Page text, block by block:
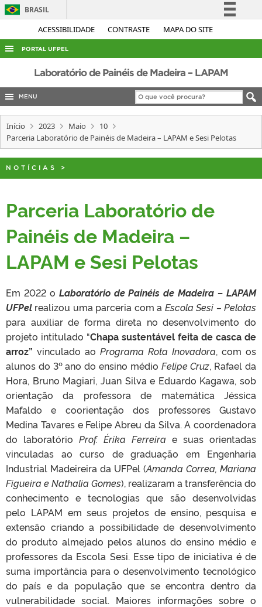
ACESSIBILIDADE CONTRASTE MAPA DO SITE
BRASIL
Simplifique!
Legislação
Canais
PORTAL UFPEL
ACESSO À INFORMAÇÃO
AUDITORIA
CONCURSOS
EDITAIS
INTERNACIONAL
PORTARIAS
Laboratório de Painéis de Madeira – LAPAM
MENU
Início 2023 Maio
10
Parceria Laboratório de Painéis de Madeira – LAPAM e Sesi Pelotas
NOTÍCIAS >
Parceria Laboratório de
Painéis de Madeira –
LAPAM e Sesi Pelotas
Em 2022 o Laboratório de Painéis de Madeira – LAPAM
UFPel realizou uma parceria com a Escola Sesi – Pelotas
para auxiliar de forma direta no desenvolvimento do
projeto intitulado “Chapa sustentável feita de casca de
arroz” vinculado ao Programa Rota Inovadora, com os
alunos do 3º ano do ensino médio Felipe Cruz, Rafael da
Hora, Bruno Magiari, Juan Silva e Eduardo Kagawa, sob
orientação da professora de matemática Jéssica
Mafaldo e coorientação dos professores Gustavo
Medina Tavares e Felipe Abreu da Silva. A coordenadora
do laboratório Prof. Érika Ferreira e suas orientadas
vinculadas ao curso de graduação em Engenharia
Industrial Madeireira da UFPel (Amanda Correa, Mariana
Figueira e Nathalia Gomes), realizaram a transferência do
conhecimento e tecnologias que são desenvolvidas
pelo LAPAM em seus projetos de ensino, pesquisa e
extensão criando a possibilidade de desenvolvimento
do produto almejado pelos alunos do ensino médio e
professores da Escola Sesi. Esse tipo de iniciativa é de
suma importância para o desenvolvimento tecnológico
do país e da população que se encontra dentro da
vulnerabilidade social. Maiores informações sobre o